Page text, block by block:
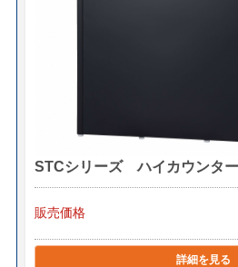
STCシリーズ ハイカウン
販売価格
詳細を見る